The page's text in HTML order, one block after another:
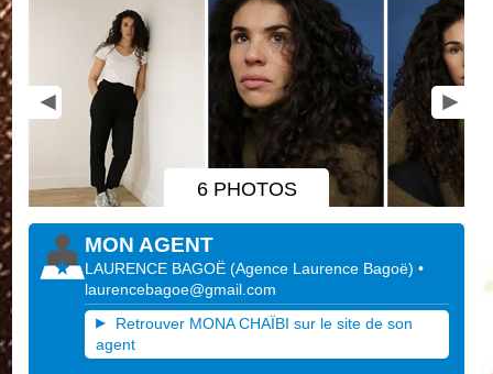
6 PHOTOS
MON AGENT
LAURENCE BAGOË (Agence Laurence Bagoë)•
laurencebagoe@gmail.com
Retrouver MONA CHAÏBI sur le site de son
agent